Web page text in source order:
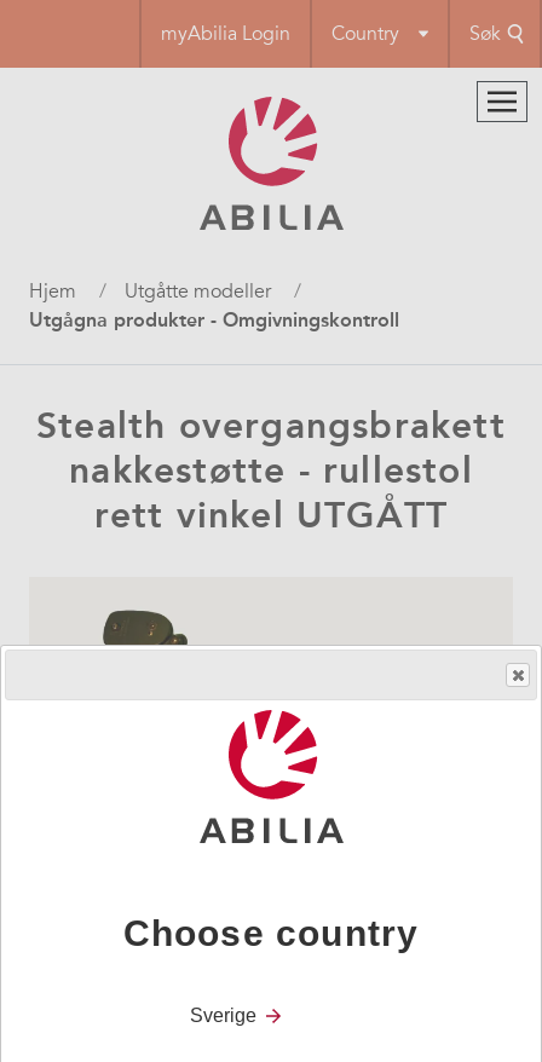
hovedinnhold
myAbilia Login Country Søk
Navigasjonssti
Hjem Utgåtte modeller
Utgågna produkter - Omgivningskontroll
Stealth overgangsbrakett
nakkestøtte - rullestol
rett vinkel UTGÅTT
Skaff produktet
Choose country
Sverige